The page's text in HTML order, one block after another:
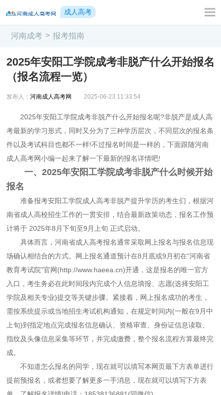
成人高考
河南成考 > 报考指南
2025年安阳工学院成考非脱产什么开始报名
（报名流程一览）
发布人： 河南成人高考网 2025-06-23 11:33:54
2025年安阳工学院成考非脱产什么开始报名呢?非脱产是成人高
考最新的学习形式，同时又分为了三种学历层次，不同层次的报名条
件以及考试科目也都不一样!不过报名时间是一样的，下面跟随河南
成人高考网小编一起来了解一下最新的报名详情吧!
一、2025年安阳工学院成考非脱产什么时候开始
报名
准备报考安阳工学院成人高考非脱产提升学历的考生们，根据河
南省成人高校招生工作的一贯安排，结合最新政策动态，报名工作预
计将于 2025年8月下旬至9月上旬 正式启动。
具体而言，河南省成人高考报名通常采取网上报名与报名信息现
场确认相结合的方式。网上报名通道预计在8月底或9月初在“河南省
教育考试院”官网(http://www.haeea.cn)开通，这是报名的唯一官方
入口，考生务必在此时间段内完成个人信息填报、志愿(选择安阳工
学院及相关专业)提交等关键步骤。紧接着，网上报名成功的考生，
需按系统提示或当地招生考试机构通知，在规定时间内(一般在9月中
上旬)到指定地点完成报名信息确认、资格审查、身份证信息读取、
指纹及头像信息采集等环节，并完成缴费，整个报名流程方算最终完
成。
不知道怎么报名的同学，现在就可以填写本网页最下方表单进行
提前预报名，或者想要了解更多一手消息，现在就可以填写下方表